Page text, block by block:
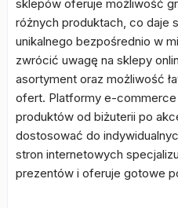
sklepów oferuje możliwość
różnych produktach, co daje
unikalnego bezpośrednio w
zwrócić uwagę na sklepy
asortyment oraz możliwość
ofert. Platformy e-
produktów od biżuterii po
dostosować do
stron internetowych
prezentów i oferuje gotowe